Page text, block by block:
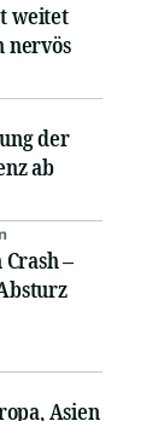
weitet
nervös
der
ab
–
Asien